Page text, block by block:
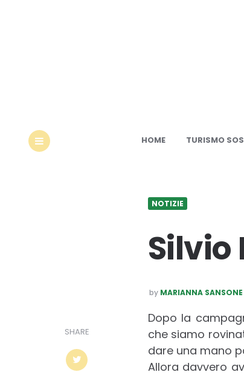
HOME TURISMO
NOTIZIE
Silvio
POSTED
BY
by MARIANNA SANSONE
SHARE
Dopo la
che siamo
dare una mano
Allora davvero